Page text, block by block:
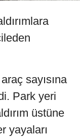
sayısına
Park yeri
üstüne
yayaları